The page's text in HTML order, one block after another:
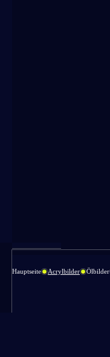
Hauptseite Acrylbilder Ölbilder